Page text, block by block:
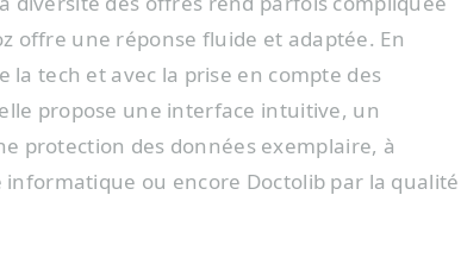
offre une réponse fluide et adaptée. En
la tech et avec la prise en compte des
propose une interface intuitive, un
protection des données exemplaire, à
informatique ou encore Doctolib par la qualité